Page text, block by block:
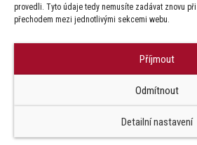
provedli. Tyto údaje tedy nemusíte zadávat znovu
přechodem mezi jednotlivými sekcemi webu.
Příjmout
Odmítnout
Detailní nastavení
Factory s.r.o. zapovězeno.